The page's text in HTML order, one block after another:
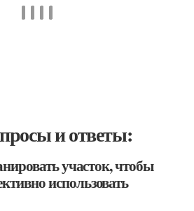
и ответы:
участок, чтобы
использовать